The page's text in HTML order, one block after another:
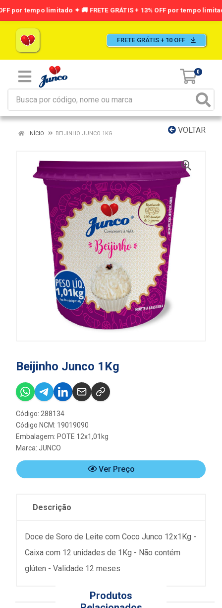
FRETE GRÁTIS + 10 OFF
0
VOLTAR
INÍCIO BEIJINHO JUNCO 1KG
Beijinho Junco 1Kg
Código: 288134
Código NCM: 19019090
Embalagem: POTE 12x1,01kg
Marca: JUNCO
Ver Preço
Descrição
Doce de Soro de Leite com Coco Junco 12x1Kg -
Caixa com 12 unidades de 1Kg - Não contém
glúten - Validade 12 meses
Produtos